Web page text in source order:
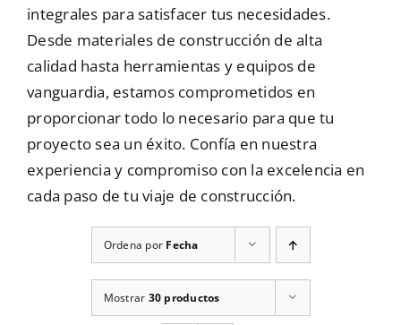
Noticias
Contacto
integrales para satisfacer tus necesidades.
Desde materiales de construcción de alta
calidad hasta herramientas y equipos de
vanguardia, estamos comprometidos en
proporcionar todo lo necesario para que tu
proyecto sea un éxito. Confía en nuestra
experiencia y compromiso con la excelencia en
cada paso de tu viaje de construcción.
Ordena por Fecha
Mostrar 30 productos